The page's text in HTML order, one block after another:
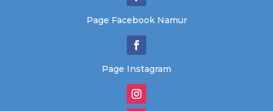
Page Facebook Namur
Page Instagram